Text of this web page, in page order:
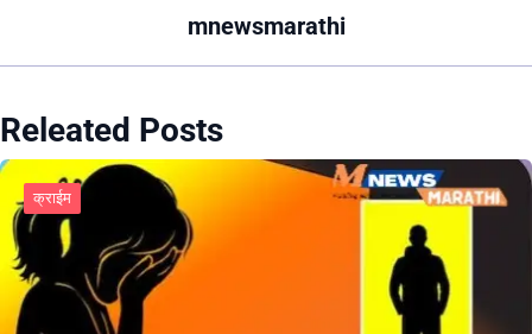
mnewsmarathi
Releated Posts
क्राईम